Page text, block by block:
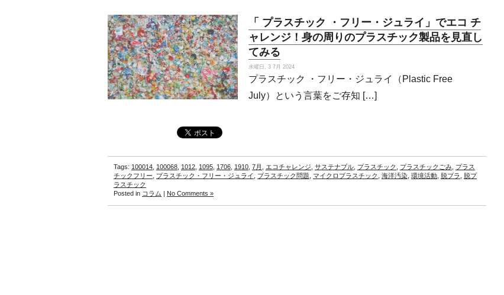
「 プラスチック ・フリー・ジュライ」でエコ チ
ャレンジ！身の周りのプラスチック製品を見直し
てみる
水曜日, 3 7月 2024
プラスチック ・フリー・ジュライ（Plastic Free
July）という言葉をご存知 […]
Tags: 100014 100068 1012 1095 1706 1910 7月 エコチャレンジ サステナブル プラスチック プラスチックごみ プラス
チックフリー
プラスチック・フリー・ジュライ プラスチック問題 マイクロプラスチック 海洋汚染 環境活動 脱プラ
脱プ
ラスチック
Posted in コラム | No Comments »